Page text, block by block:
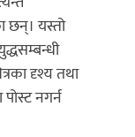
छन्। यस्तो
दृश्य तथा
नगर्न